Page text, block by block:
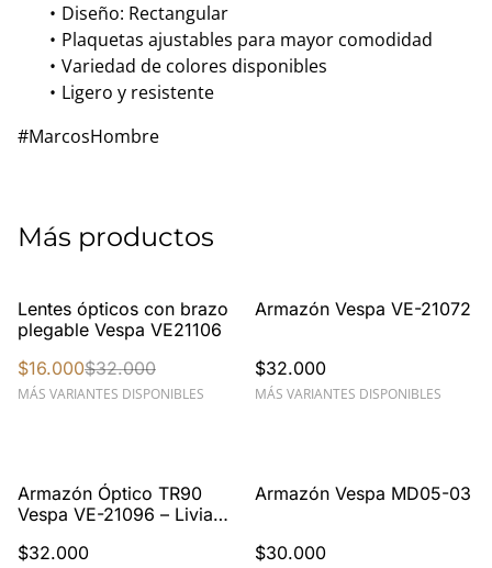
Diseño: Rectangular
Plaquetas ajustables para mayor comodidad
Variedad de colores disponibles
Ligero y resistente
#MarcosHombre
Más productos
%
Lentes ópticos con brazo
plegable Vespa VE21106
$16.000$32.000
MÁS VARIANTES DISPONIBLES
Armazón Vespa VE-21072
$32.000
MÁS VARIANTES DISPONIBLES
Armazón Óptico TR90
Vespa VE-21096 – Liviano
$32.000
Armazón Vespa MD05-03
$30.000